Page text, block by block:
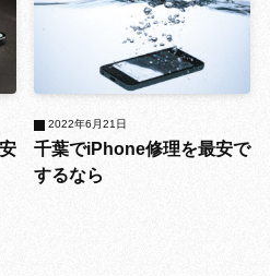
千葉でiPhone修理を最安で
するなら
2022年6月21日